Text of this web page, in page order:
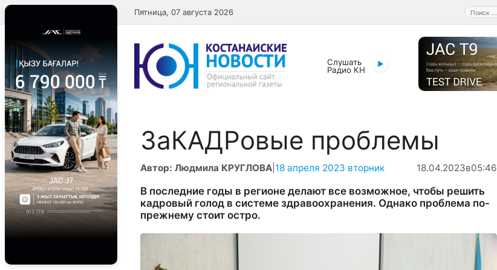
Перейти
к
содержимому
Поиск:
Пятница, 07 августа 2026
Слушать
Радио КН
ЗаКАДРовые проблемы
Автор: Людмила КРУГЛОВА 18 апреля 2023 вторник 18.04.2023в05:46
В последние годы в регионе делают все возможное, чтобы решить
кадровый голод в системе здравоохранения. Однако проблема по-
прежнему стоит остро.